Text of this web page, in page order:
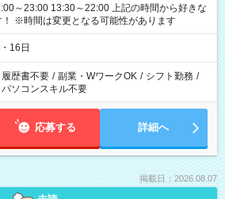
13:30～22:00 上記の時間から好きな
！ ※時間は変更となる可能性があります
16日
履歴書不要 / 副業・WワークOK / シフト勤務 /
パソコンスキル不要
応募する 詳細へ
掲載日：2026.08.07